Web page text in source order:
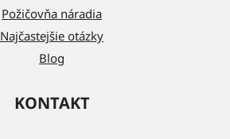
Požičovňa náradia
Najčastejšie otázky
Blog
KONTAKT